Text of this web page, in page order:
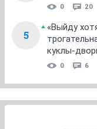
0 20
5
«Выйду
куклы-
0 6